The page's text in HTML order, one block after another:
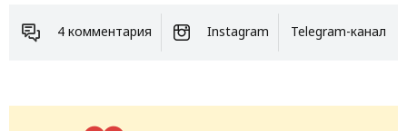
4 комментария Instagram Telegram-канал